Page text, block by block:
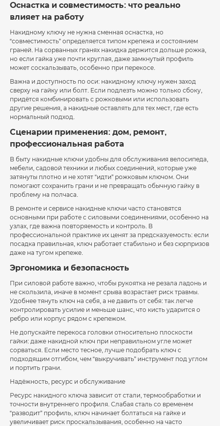
Оснастка и совместимость: что реально
влияет на работу
Накидному ключу не нужна сменная оснастка, но
“совместимость” определяется типом крепежа и состоянием
граней. На сорванных гранях накидка держится дольше рожка,
но если гайка уже почти круглая, даже замкнутый профиль
может соскальзывать, особенно при перекосе.
Важна и доступность по оси: накидному ключу нужен заход
сверху на гайку или болт. Если подлезть можно только сбоку,
придётся комбинировать с рожковыми или использовать
другие решения, а накидные оставлять для тех мест, где есть
нормальный подход.
Сценарии применения: дом, ремонт,
профессиональная работа
В быту накидные ключи удобны для обслуживания велосипеда,
мебели, садовой техники и любых соединений, которые уже
затянуты плотно и не хотят “идти” рожковым ключом. Они
помогают сохранить грани и не превращать обычную гайку в
проблему на полчаса.
В ремонте и сервисе накидные ключи часто становятся
основными при работе с силовыми соединениями, особенно на
узлах, где важна повторяемость и контроль. В
профессиональной практике их ценят за предсказуемость: если
посадка правильная, ключ работает стабильно и без сюрпризов
даже на тугом крепеже.
Эргономика и безопасность
При силовой работе важно, чтобы рукоятка не резала ладонь и
не скользила, иначе в момент срыва возрастает риск травмы.
Удобнее тянуть ключ на себя, а не давить от себя: так легче
контролировать усилие и меньше шанс, что кисть ударится о
ребро или корпус рядом с крепежом.
Не допускайте перекоса головки относительно плоскости
гайки: даже накидной ключ при неправильном угле может
сорваться. Если место тесное, лучше подобрать ключ с
подходящим отгибом, чем “выкручивать” инструмент под углом
и портить грани.
Надёжность, ресурс и обслуживание
Ресурс накидного ключа зависит от стали, термообработки и
точности внутреннего профиля. Слабая сталь со временем
“разводит” профиль, ключ начинает болтаться на гайке и
увеличивает риск проскальзывания, особенно на часто